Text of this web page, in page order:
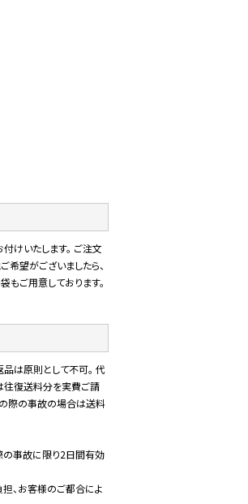
けいたします。 ご注文
希望がございましたら、
もご用意しております。
は原則として不可。 代
往復送料分を実費ご請
際の事故の場合は送料
事故に限り2日間有効
、お客様のご都合によ